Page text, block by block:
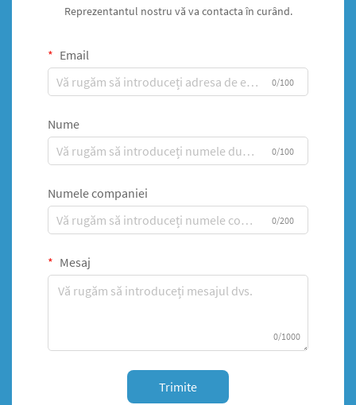
Reprezentantul nostru vă va contacta în curând.
Email
0/100
Nume
0/100
Numele companiei
0/200
Mesaj
0/1000
Trimite